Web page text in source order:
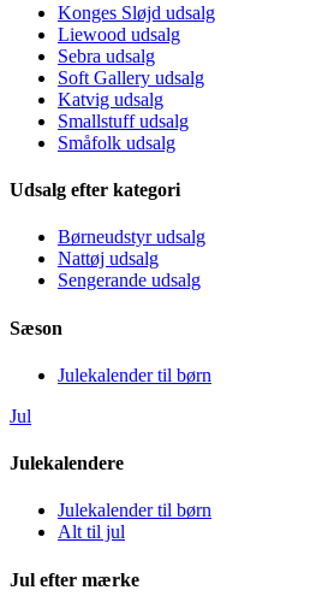
Konges Sløjd udsalg
Liewood udsalg
Sebra udsalg
Soft Gallery udsalg
Katvig udsalg
Smallstuff udsalg
Småfolk udsalg
Udsalg efter kategori
Børneudstyr udsalg
Nattøj udsalg
Sengerande udsalg
Sæson
Julekalender til børn
Jul
Julekalendere
Julekalender til børn
Alt til jul
Jul efter mærke